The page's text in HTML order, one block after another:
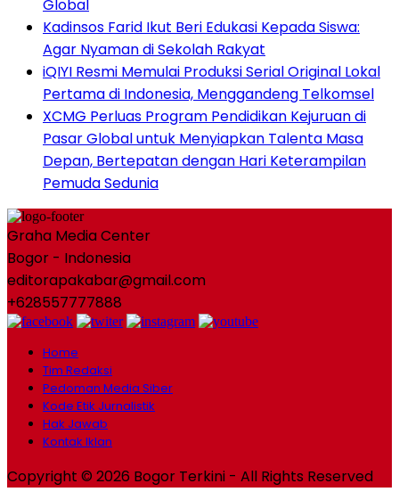
Global
Kadinsos Farid Ikut Beri Edukasi Kepada Siswa:
Agar Nyaman di Sekolah Rakyat
iQIYI Resmi Memulai Produksi Serial Original Lokal
Pertama di Indonesia, Menggandeng Telkomsel
XCMG Perluas Program Pendidikan Kejuruan di
Pasar Global untuk Menyiapkan Talenta Masa
Depan, Bertepatan dengan Hari Keterampilan
Pemuda Sedunia
Graha Media Center
Bogor - Indonesia
editorapakabar@gmail.com
+628557777888
Home
Tim Redaksi
Pedoman Media Siber
Kode Etik Jurnalistik
Hak Jawab
Kontak Iklan
Copyright © 2026 Bogor Terkini - All Rights Reserved